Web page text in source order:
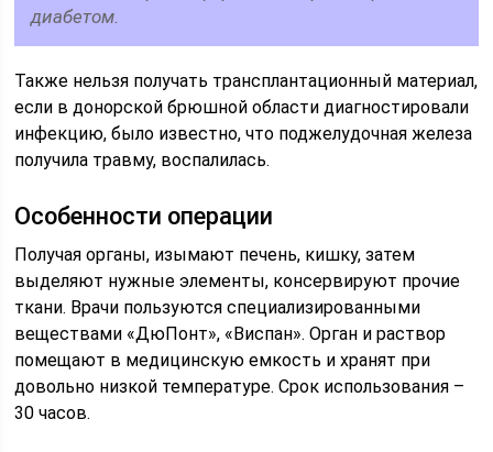
диабетом.
Также нельзя получать трансплантационный материал,
если в донорской брюшной области диагностировали
инфекцию, было известно, что поджелудочная железа
получила травму, воспалилась.
Особенности операции
Получая органы, изымают печень, кишку, затем
выделяют нужные элементы, консервируют прочие
ткани. Врачи пользуются специализированными
веществами «ДюПонт», «Виспан». Орган и раствор
помещают в медицинскую емкость и хранят при
довольно низкой температуре. Срок использования –
30 часов.